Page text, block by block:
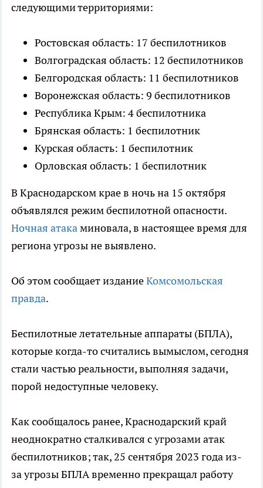
следующими территориями:
Ростовская область: 17 беспилотников
Волгоградская область: 12 беспилотников
Белгородская область: 11 беспилотников
Воронежская область: 9 беспилотников
Республика Крым: 4 беспилотника
Брянская область: 1 беспилотник
Курская область: 1 беспилотник
Орловская область: 1 беспилотник
В Краснодарском крае в ночь на 15 октября
объявлялся режим беспилотной опасности.
Ночная атакаминовала, в настоящее время для
региона угрозы не выявлено.
Об этом сообщает изданиеКомсомольская
правда.
Беспилотные летательные аппараты (БПЛА),
которые когда-то считались вымыслом, сегодня
стали частью реальности, выполняя задачи,
порой недоступные человеку.
Как сообщалось ранее, Краснодарский край
неоднократно сталкивался с угрозами атак
беспилотников; так, 25 сентября 2023 года из-
за угрозы БПЛА временно прекращал работу